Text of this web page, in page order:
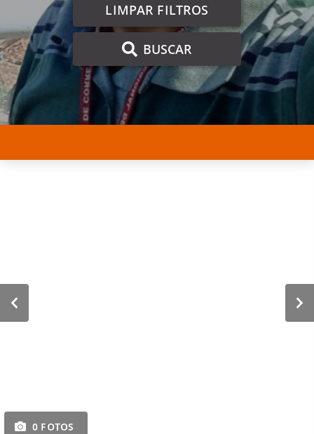
LIMPAR FILTROS
BUSCAR
0 FOTOS